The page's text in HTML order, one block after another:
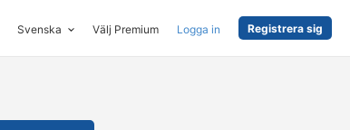
Svenska Välj Premium Logga in Registrera sig